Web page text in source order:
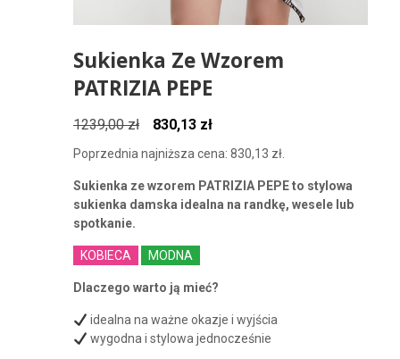
Sukienka Ze Wzorem
PATRIZIA PEPE
1239,00zł
Pierwotna
cena
1239,00 zł.
830,13 złAktualna
cena
830,13 zł.
Poprzednia najniższa cena: 830,13 zł.
Sukienka ze wzorem PATRIZIA PEPE to stylowa
sukienka damska idealna na randkę, wesele lub
spotkanie.
KOBIECA MODNA
Dlaczego warto ją mieć?
idealna na ważne okazje i wyjścia
wygodna i stylowa jednocześnie